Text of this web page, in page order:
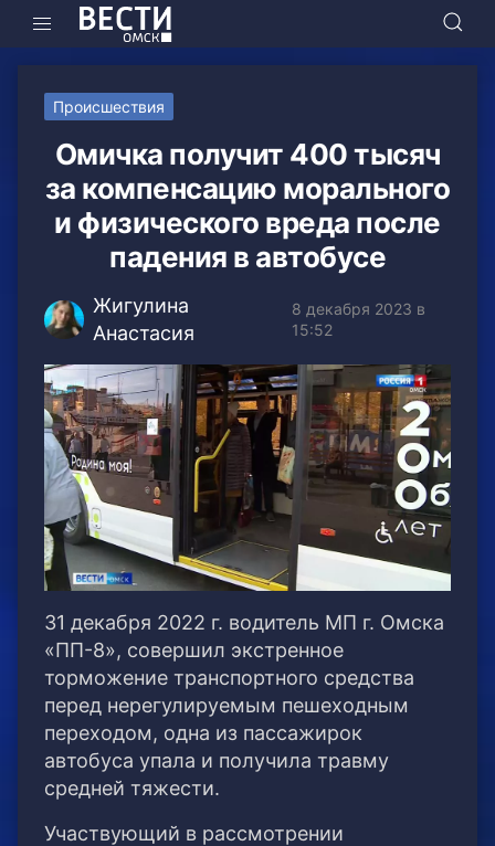
Происшествия
Омичка получит 400 тысяч
за компенсацию морального
и физического вреда после
падения в автобусе
Жигулина
Анастасия
8 декабря 2023 в
15:52
31 декабря 2022 г. водитель МП г. Омска
«ПП-8», совершил экстренное
торможение транспортного средства
перед нерегулируемым пешеходным
переходом, одна из пассажирок
автобуса упала и получила травму
средней тяжести.
Участвующий в рассмотрении